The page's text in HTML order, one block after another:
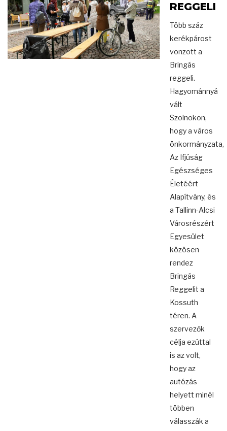
REGGELI
Több száz
kerékpárost
vonzott a
Bringás
reggeli.
Hagyománnyá
vált
Szolnokon,
hogy a város
önkormányzata,
Az Ifjúság
Egészséges
Életéért
Alapítvány, és
a Tallinn-Alcsi
Városrészért
Egyesület
közösen
rendez
Bringás
Reggelit a
Kossuth
téren. A
szervezők
célja ezúttal
is az volt,
hogy az
autózás
helyett minél
többen
válasszák a